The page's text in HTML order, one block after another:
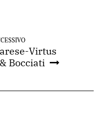
Virtus
Bocciati